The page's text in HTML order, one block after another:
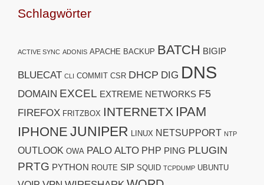
Schlagwörter
ACTIVE SYNC ADONIS APACHE BACKUP BATCH BIGIP
BLUECAT CLI COMMIT CSR DHCP DIG DNS
DOMAIN EXCEL EXTREME NETWORKS F5
FIREFOX FRITZBOX INTERNETX IPAM
IPHONE JUNIPER LINUX NETSUPPORT NTP
OUTLOOK OWA PALO ALTO PHP PING PLUGIN
PRTG PYTHON ROUTE SIP SQUID TCPDUMP UBUNTU